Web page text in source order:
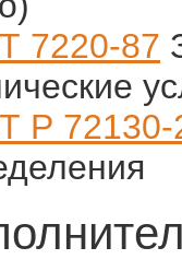
7220-87
Р 72130-